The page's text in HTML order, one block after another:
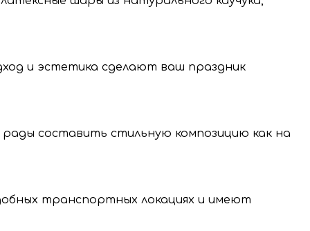
и передачу
и эстетика сделают ваш праздник
составить стильную композицию как на
транспортных локациях и имеют